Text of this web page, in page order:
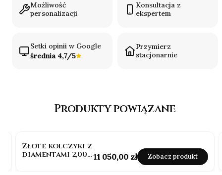
Możliwość
personalizacji
Konsultacja z
ekspertem
Setki opinii w Google
średnia 4,7/5
Przymierz
stacjonarnie
Produkty powiązane
Złote kolczyki z
diamentami 2,00
Cena
11 050,00 zł Zobacz produkt